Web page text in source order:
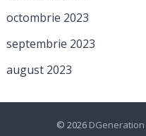
octombrie 2023
septembrie 2023
august 2023
© 2026 DGeneration